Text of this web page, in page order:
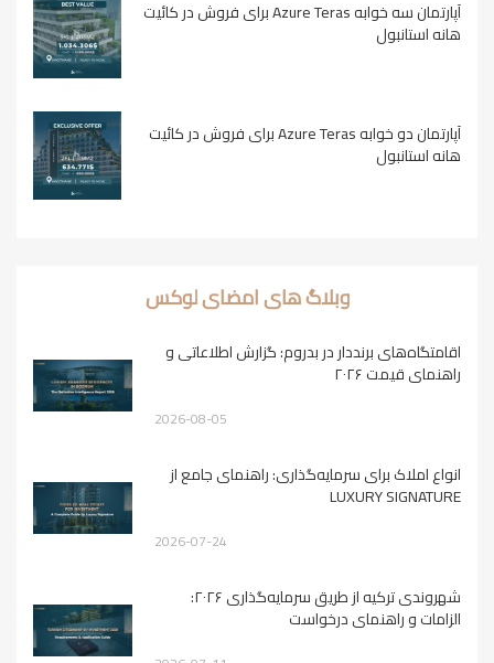
آپارتمان سه خوابه Azure Teras برای فروش در کائیت
هانه استانبول
آپارتمان دو خوابه Azure Teras برای فروش در کائیت
هانه استانبول
وبلاگ های امضای لوکس
اقامتگاه‌های برنددار در بدروم: گزارش اطلاعاتی و
راهنمای قیمت ۲۰۲۶
2026-08-05
انواع املاک برای سرمایه‌گذاری: راهنمای جامع از
LUXURY SIGNATURE
2026-07-24
شهروندی ترکیه از طریق سرمایه‌گذاری ۲۰۲۶:
الزامات و راهنمای درخواست